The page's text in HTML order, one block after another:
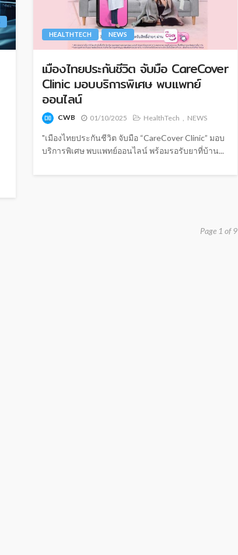
HEALTHTECH NEWS
เมืองไทยประกันชีวิต จับมือ CareCover
Clinic มอบบริการพิเศษ พบแพทย์
ออนไลน์
CWB 01/10/2025 HealthTech NEWS
"เมืองไทยประกันชีวิต จับมือ “CareCover Clinic” มอบ
บริการพิเศษ พบแพทย์ออนไลน์ พร้อมรอรับยาที่บ้าน...
Page 1 of 9